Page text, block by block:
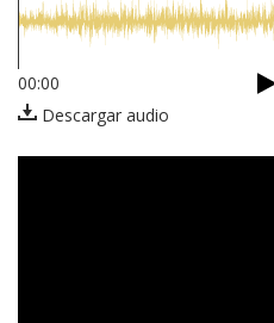
00:00
Descargar audio